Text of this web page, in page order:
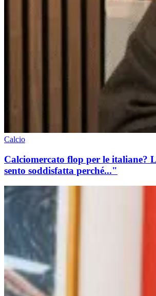
Calcio
Calciomercato flop per le italiane?
sento soddisfatta perché..."